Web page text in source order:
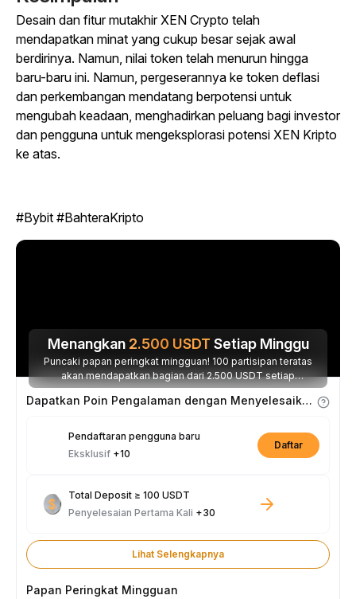
Desain dan fitur mutakhir XEN Crypto telah
mendapatkan minat yang cukup besar sejak awal
berdirinya. Namun, nilai token telah menurun hingga
baru-baru ini. Namun, pergeserannya ke token deflasi
dan perkembangan mendatang berpotensi untuk
mengubah keadaan, menghadirkan peluang bagi investor
dan pengguna untuk mengeksplorasi potensi XEN Kripto
ke atas.
#Bybit #BahteraKripto
Menangkan 2.500 USDT Setiap Minggu
Puncaki papan peringkat mingguan! 100 partisipan teratas
akan mendapatkan bagian dari 2.500 USDT setiap
minggunya.
Dapatkan Poin Pengalaman dengan Menyelesaikan Tugas
Pendaftaran pengguna baru
Eksklusif +10
Daftar
Total Deposit ≥ 100 USDT
Penyelesaian Pertama Kali +30
Lihat Selengkapnya
Papan Peringkat Mingguan